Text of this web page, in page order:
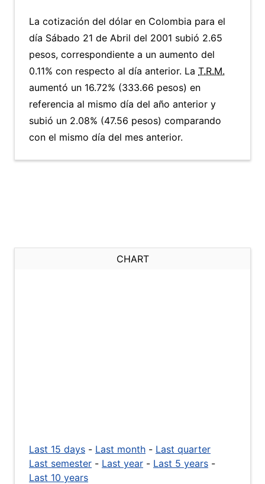
La cotización del dólar en Colombia para el
día Sábado 21 de Abril del 2001 subió 2.65
pesos, correspondiente a un aumento del
0.11% con respecto al día anterior. La T.R.M.
aumentó un 16.72% (333.66 pesos) en
referencia al mismo día del año anterior y
subió un 2.08% (47.56 pesos) comparando
con el mismo día del mes anterior.
CHART
Last 15 days - Last month - Last quarter
Last semester - Last year - Last 5 years -
Last 10 years